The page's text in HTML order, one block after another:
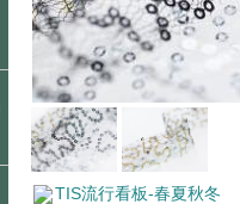
TIS流行看板-春夏秋冬